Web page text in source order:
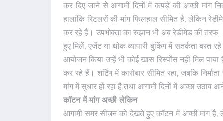
कर दिए जाने से आगामी दिनों में कपड़े की अच्छी मांग
हालांकि रिटलरों की मांग फिलहाल सीमित है, लेकिन
कर रहे हैं। उपभोक्ता का रुझान भी अब रेडीमेड की
हुए मिलें, एजेंट या थोक व्यापारी बुकिंग में सतर्कता बरत
आयोजन किया उन्हें भी कोई खास रिस्पोंस नहीं मिल
कर रहे हैं। शर्टिंग में कारोबार सीमित रहा, जबकि
मांग में सुधार हो रहा है तथा आगामी दिनों में अच्छा उठाव
कॉटन में मांग अच्छी लेकिन
आगामी समर सीजन को देखते हुए कॉटन में अच्छी मांग है,